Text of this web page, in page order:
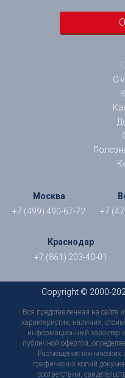
О
Москва
+7 (499) 490-67-72
+7
Краснодар
+7 (861) 203-40-01
Copyright © 2000-
Вся представленная на
характеристик, наличия,
информационный характер
публичной офертой,
Размещение технических
графических копий
соответствии,